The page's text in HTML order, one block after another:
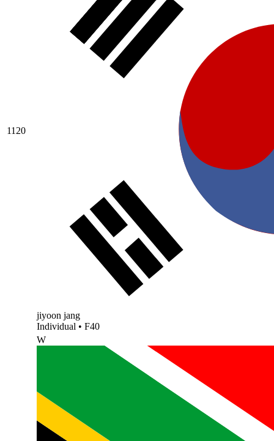
1120
jiyoon jang
Individual • F40
W